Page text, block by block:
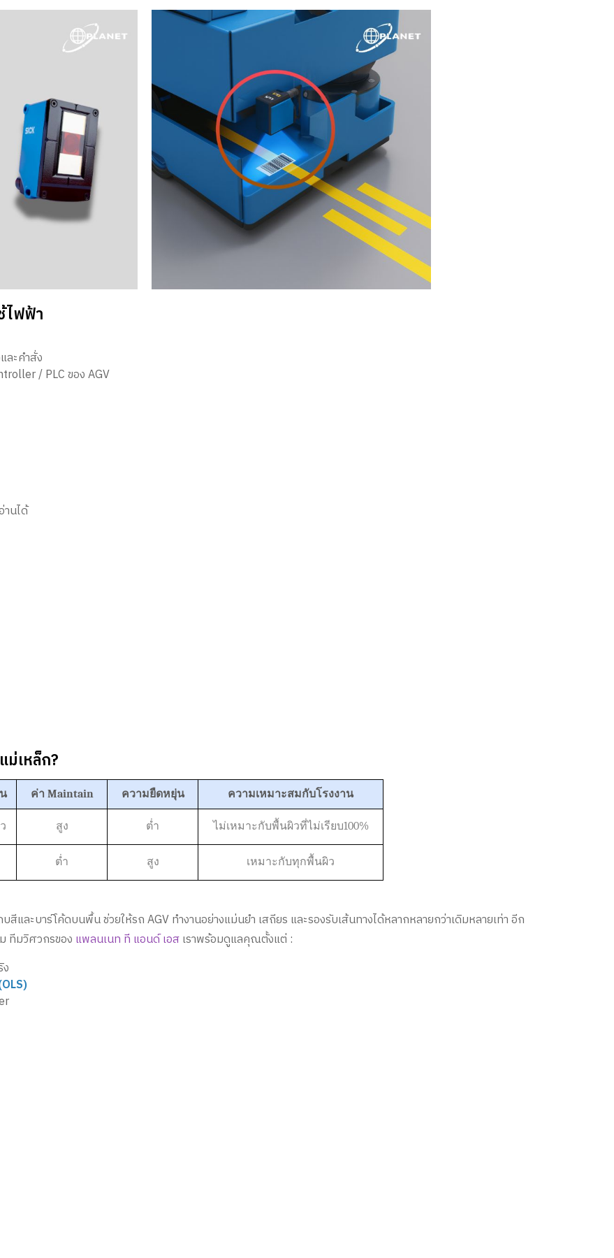
ไฟฟ้า
ละคำสั่ง
/ PLC ของ AGV
ได้
เหล็ก?
ค่า Maintain ความยืดหยุ่น ความเหมาะสมกับโรงงาน
สูง ต่ำ ไม่เหมาะกับพื้นผิวที่ไม่เรียบ100%
ต่ำ สูง เหมาะกับทุกพื้นผิว
สีและบาร์โค้ดบนพื้น ช่วยให้รถ AGV ทำงานอย่างแม่นยำ เสถียร และรองรับเส้นทางได้หลากหลายกว่าเดิมหลายเท่า อีก
ทีมวิศวกรของ แพลนเนท ที แอนด์ เอสเราพร้อมดูแลคุณตั้งแต่ :